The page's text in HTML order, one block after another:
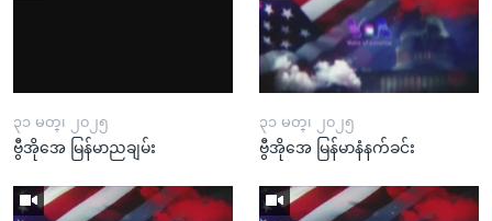
၃၁ မတ္၊ ၂၀၂၅
ဗွီအိုအေ မြန်မာညချမ်း
၃၁ မတ္၊ ၂၀၂၅
ဗွီအိုအေ မြန်မာနံနက်ခင်း